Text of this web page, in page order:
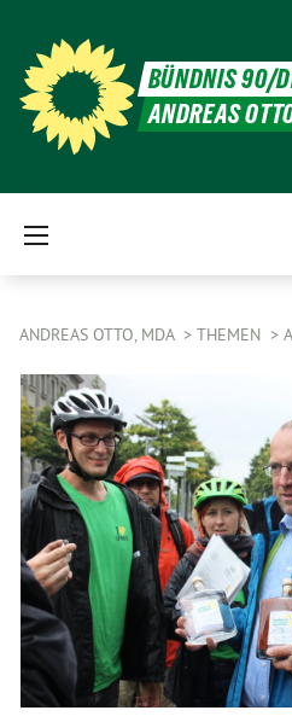
BÜNDNIS 90/
ANDREAS
ANDREAS OTTO, MDA THEMEN